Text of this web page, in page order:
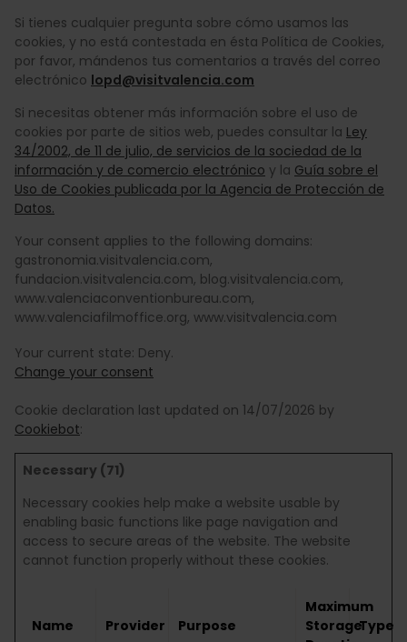
Si tienes cualquier pregunta sobre cómo usamos las
cookies, y no está contestada en ésta Política de Cookies,
por favor, mándenos tus comentarios a través del correo
electrónico lopd@visitvalencia.com
Si necesitas obtener más información sobre el uso de
cookies por parte de sitios web, puedes consultar la Ley
34/2002, de 11 de julio, de servicios de la sociedad de la
información y de comercio electrónico y la Guía sobre el
Uso de Cookies publicada por la Agencia de Protección de
Datos.
Your consent applies to the following domains:
gastronomia.visitvalencia.com,
fundacion.visitvalencia.com, blog.visitvalencia.com,
www.valenciaconventionbureau.com,
www.valenciafilmoffice.org, www.visitvalencia.com
Your current state: Deny.
Change your consent
Cookie declaration last updated on 14/07/2026 by
Cookiebot:
Necessary (71)
Necessary cookies help make a website usable by
enabling basic functions like page navigation and
access to secure areas of the website. The website
cannot function properly without these cookies.
Name Provider Purpose
Maximum
StorageType